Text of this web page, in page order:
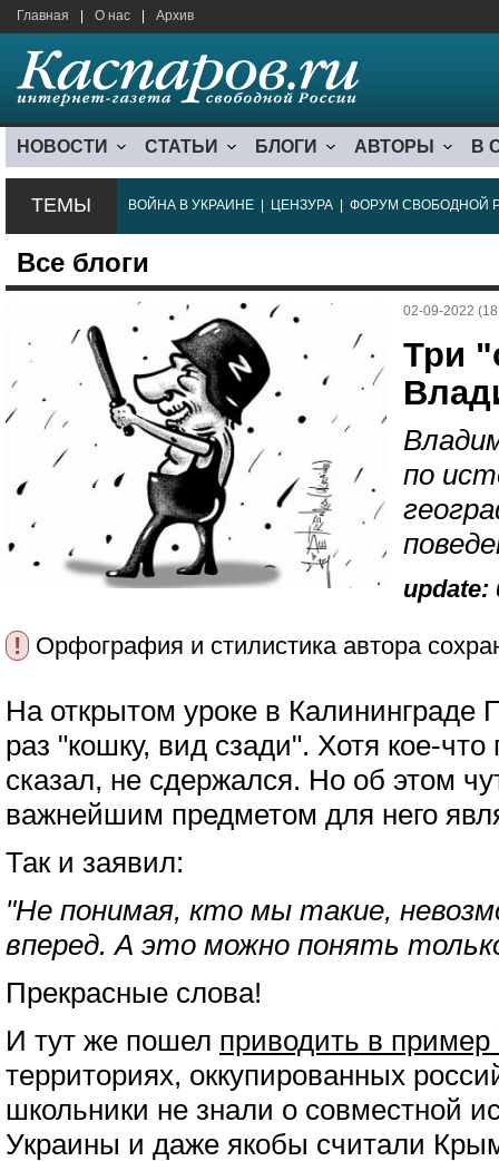
Главная О нас Архив
НОВОСТИ СТАТЬИ БЛОГИ АВТОРЫ В
ТЕМЫ ВОЙНА В УКРАИНЕ ЦЕНЗУРА ФОРУМ СВОБОДНОЙ
Все блоги
02-09-2022
Три
по
update:
! Орфография и стилистика автора
На открытом уроке в Калининграде
раз "кошку, вид сзади". Хотя кое-
сказал, не сдержался. Но об этом
важнейшим предметом для него
Так и заявил:
"Не понимая, кто мы такие,
вперед. А это можно понять
Прекрасные слова!
И тут же пошел приводить в пример
территориях, оккупированных
школьники не знали о совместной
Украины и даже якобы считали